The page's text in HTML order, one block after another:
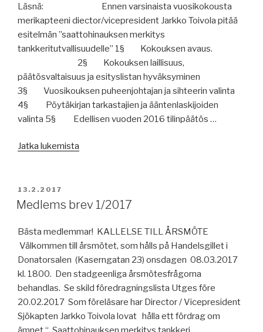
Läsnä: Ennen varsinaista vuosikokousta
merikapteeni diector/vicepresident Jarkko Toivola pitää
esitelmän ”saattohinauksen merkitys
tankkeritutvallisuudelle” 1§ Kokouksen avaus.
2§ Kokouksen laillisuus,
päätösvaltaisuus ja esityslistan hyväksyminen
3§ Vuosikouksen puheenjohtajan ja sihteerin valinta
4§ Pöytäkirjan tarkastajien ja ääntenlaskijoiden
valinta 5§ Edellisen vuoden 2016 tilinpäätös …
Jatka lukemista
JULKAISTU
13.2.2017
Medlems brev 1/2017
Bästa medlemmar! KALLELSE TILL ÅRSMÖTE
Välkommen till årsmötet, som hålls på Handelsgillet i
Donatorsalen (Kaserngatan 23) onsdagen 08.03.2017
kl. 1800. Den stadgeenliga årsmötesfrågorna
behandlas. Se skild föredragningslista Utges före
20.02.2017 Som föreläsare har Director / Vicepresident
Sjökapten Jarkko Toivola lovat hålla ett fördrag om